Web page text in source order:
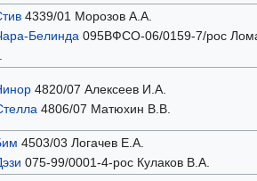
4339/01 Морозов А.А.
Белинда 095ВФСО-06/0159-7/рос
4820/07 Алексеев И.А.
4806/07 Матюхин В.В.
4503/03 Логачев Е.А.
075-99/0001-4-рос Кулаков В.А.